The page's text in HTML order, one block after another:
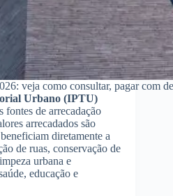
veja como consultar, pagar com
Urbano (IPTU)
fontes de arrecadação
arrecadados são
diretamente a
de ruas, conservação de
urbana e
educação e